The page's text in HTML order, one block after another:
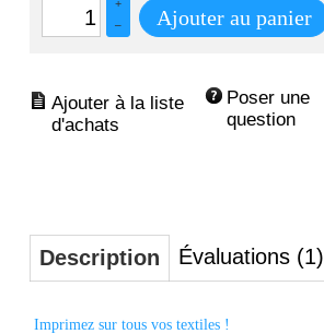
+
–
Ajouter au panier
Poser une
question
Description Évaluations (1)
Imprimez sur tous vos textiles !